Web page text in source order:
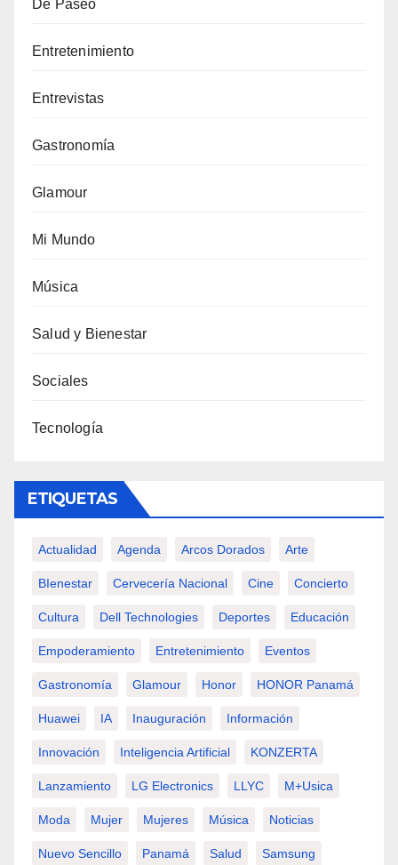
De Paseo
Entretenimiento
Entrevistas
Gastronomía
Glamour
Mi Mundo
Música
Salud y Bienestar
Sociales
Tecnología
ETIQUETAS
Actualidad Agenda Arcos Dorados Arte
BIenestar Cervecería Nacional Cine Concierto
Cultura Dell Technologies Deportes Educación
Empoderamiento Entretenimiento Eventos
Gastronomía Glamour Honor HONOR Panamá
Huawei IA Inauguración Información
Innovación Inteligencia Artificial KONZERTA
Lanzamiento LG Electronics LLYC M+usica
Moda Mujer Mujeres Música Noticias
Nuevo Sencillo Panamá Salud Samsung